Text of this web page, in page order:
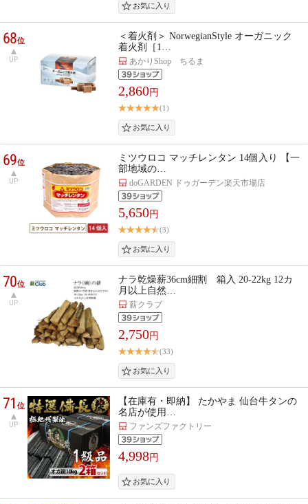
68位
UP
＜着火剤＞ NorwegianStyle オーガニック
着火剤［1…
あかりShop ちるま
2,860円
(1)
69位
UP
ミツウロコ マッチレンタン 14個入り 【一
部地域の…
doGARDEN ドゥガーデン楽天市場店
5,650円
(3)
70位
UP
ナラ乾燥薪36cm細割 箱入 20-22kg 12カ
月以上自然…
薪クラブ
2,750円
(33)
71位
UP
【在庫有・即納】 たかやま 仙台牛タンの
名店が使用…
ファンズファクトリー
4,998円